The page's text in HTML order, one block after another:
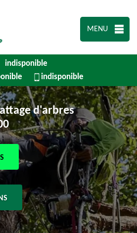
MENU
indisponible
indisponible
d'arbres